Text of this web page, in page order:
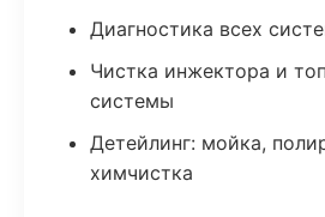
Диагностика всех
Чистка инжектора и
системы
Детейлинг: мойка,
химчистка